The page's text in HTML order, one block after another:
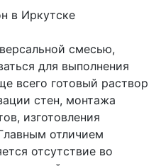
смесью,
для выполнения
всего готовый раствор
стен, монтажа
изготовления
отличием
отсутствие во